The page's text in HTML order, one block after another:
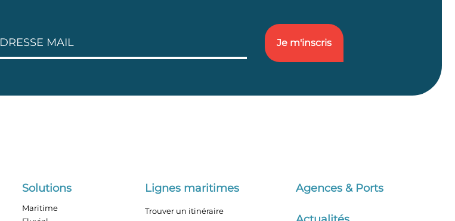
Solutions
Maritime
Lignes maritimes
Trouver un itinéraire
Agences & Ports